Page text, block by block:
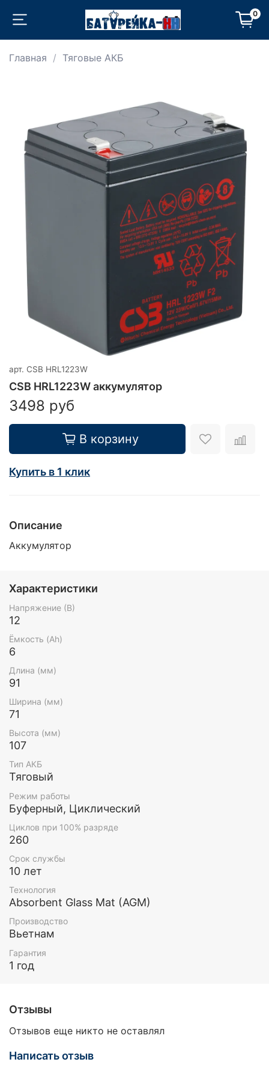
0
Главная Тяговые АКБ
арт. CSB HRL1223W
CSB HRL1223W аккумулятор
3498 руб
В корзину
Купить в 1 клик
Описание
Аккумулятор
Характеристики
Напряжение (В)
12
Ёмкость (Ah)
6
Длина (мм)
91
Ширина (мм)
71
Высота (мм)
107
Тип АКБ
Тяговый
Режим работы
Буферный, Циклический
Циклов при 100% разряде
260
Срок службы
10 лет
Технология
Absorbent Glass Mat (AGM)
Производство
Вьетнам
Гарантия
1 год
Отзывы
Отзывов еще никто не оставлял
Написать отзыв